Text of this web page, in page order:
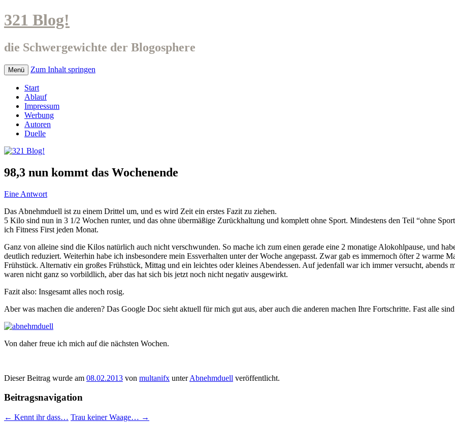
321 Blog!
die Schwergewichte der Blogosphere
Menü Zum Inhalt springen
Start
Ablauf
Impressum
Werbung
Autoren
Duelle
98,3 nun kommt das Wochenende
Eine Antwort
Das Abnehmduell ist zu einem Drittel um, und es wird Zeit ein erstes Fazit zu ziehen.
5 Kilo sind nun in 3 1/2 Wochen runter, und das ohne übermäßige Zurückhaltung und komplett ohne Sport. Mindestens den Teil “ohne
ich Fitness First jeden Monat.
Ganz von alleine sind die Kilos natürlich auch nicht verschwunden. So mache ich zum einen gerade eine 2 monatige Alokohlpause, und
deutlich reduziert. Weiterhin habe ich insbesondere mein Essverhalten unter der Woche angepasst. Zwar gab es immernoch öfter 2 warme
Frühstück. Alternativ ein großes Frühstück, Mittag und ein leichtes oder kleines Abendessen. Auf jedenfall war ich immer versucht,
waren nicht ganz so vorbildlich, aber das hat sich bis jetzt noch nicht negativ ausgewirkt.
Fazit also: Insgesamt alles noch rosig.
Aber was machen die anderen? Das Google Doc sieht aktuell für mich gut aus, aber auch die anderen machen Ihre Fortschritte. Fast alle
Von daher freue ich mich auf die nächsten Wochen.
Dieser Beitrag wurde am 08.02.2013 von multanifx unterAbnehmduell veröffentlicht.
Beitragsnavigation
← Kennt ihr dass… Trau keiner Waage… →